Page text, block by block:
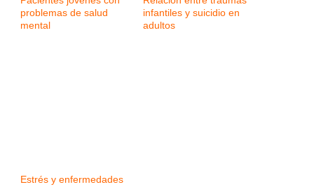
problemas de salud
mental
infantiles y suicidio en
adultos
Estrés y enfermedades